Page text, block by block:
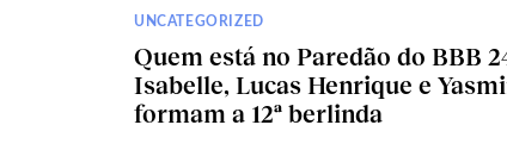
UNCATEGORIZED
Quem está no Paredão do BBB
Isabelle, Lucas Henrique e
formam a 12ª berlinda